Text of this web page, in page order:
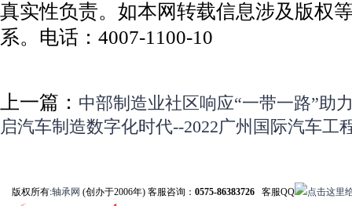
真实性负责。如本网转载信息涉及版权
系。电话：4007-1100-10
上一篇： 中部制造业社区响应“一带一路”助
启汽车制造数字化时代--2022广州国际汽车工
版权所有:轴承网 (创办于2006年) 客服咨询： 0575-86383726 客服QQ